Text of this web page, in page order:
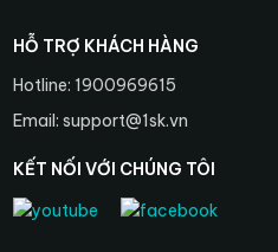
HỖ TRỢ KHÁCH HÀNG
Hotline: 1900969615
Email: support@1sk.vn
KẾT NỐI VỚI CHÚNG TÔI